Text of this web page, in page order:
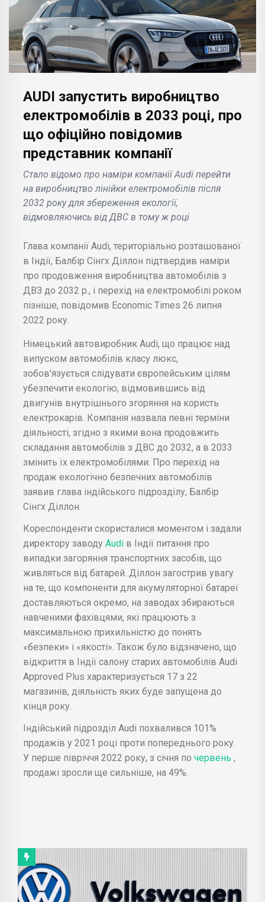
AUDI запустить виробництво
електромобілів в 2033 році, про
що офіційно повідомив
представник компанії
Стало відомо про наміри компанії Audi перейти
на виробництво лінійки електромобілів після
2032 року для збереження екології,
відмовляючись від ДВС в тому ж році
Глава компанії Audi, територіально розташованої
в Індії, Балбір Сінгх Діллон підтвердив наміри
про продовження виробництва автомобілів з
ДВЗ до 2032 р., і перехід на електромобілі роком
пізніше, повідомив Economic Times 26 липня
2022 року.
Німецький автовиробник Audi, що працює над
випуском автомобілів класу люкс,
зобов'язується слідувати європейським цілям
убезпечити екологію, відмовившись від
двигунів внутрішнього згоряння на користь
електрокарів. Компанія назвала певні терміни
діяльності, згідно з якими вона продовжить
складання автомобілів з ДВС до 2032, а в 2033
змінить їх електромобілями. Про перехід на
продаж екологічно безпечних автомобілів
заявив глава індійського підрозділу, Балбір
Сінгх Діллон.
Кореспонденти скористалися моментом і задали
директору заводу Audi в Індії питання про
випадки загоряння транспортних засобів, що
живляться від батарей. Діллон загострив увагу
на те, що компоненти для акумуляторної батареї
доставляються окремо, на заводах збираються
навченими фахівцями, які працюють з
максимальною прихильністю до понять
«безпеки» і «якості». Також було відзначено, що
відкриття в Індії салону старих автомобілів Audi
Approved Plus характеризується 17 з 22
магазинів, діяльність яких буде запущена до
кінця року.
Індійський підрозділ Audi похвалився 101%
продажів у 2021 році проти попереднього року.
У перше півріччя 2022 року, з січня по червень ,
продажі зросли ще сильніше, на 49%.